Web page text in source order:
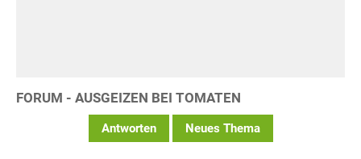
FORUM - AUSGEIZEN BEI TOMATEN
Antworten Neues Thema